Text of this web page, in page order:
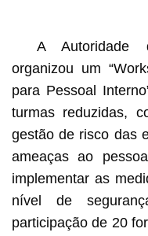
A Autoridade
organizou um
para Pessoal
turmas reduzidas,
gestão de risco das
ameaças ao
implementar as
nível de
participação de 20